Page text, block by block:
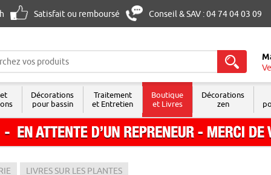
Satisfait ou remboursé Conseil & SAV : 04 74 04 03 09
Décorations
pour bassin
Traitement
et Entretien
Boutique
et Livres
Décorations
zen
LIVRES SUR LES PLANTES